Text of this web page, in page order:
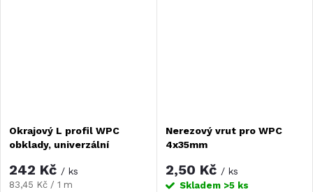
Okrajový L profil WPC
obklady, univerzální
242 Kč / ks
Měrná
83,45 Kč / 1 m
Nerezový vrut pro WPC
4x35mm
2,50 Kč / ks
Skladem >5 ks